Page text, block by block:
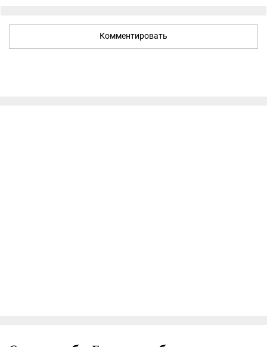
Комментировать